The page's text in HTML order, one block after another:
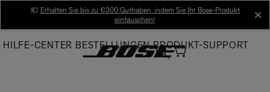
Main
💶 Erhalten Sie bis zu €300 Guthaben, indem Sie Ihr Bose-Produkt
eintauschen!
HILFE-CENTER BESTELLUNGEN PRODUKT-SUPPORT